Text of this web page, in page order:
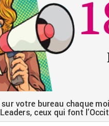
votre bureau chaque
ceux qui font